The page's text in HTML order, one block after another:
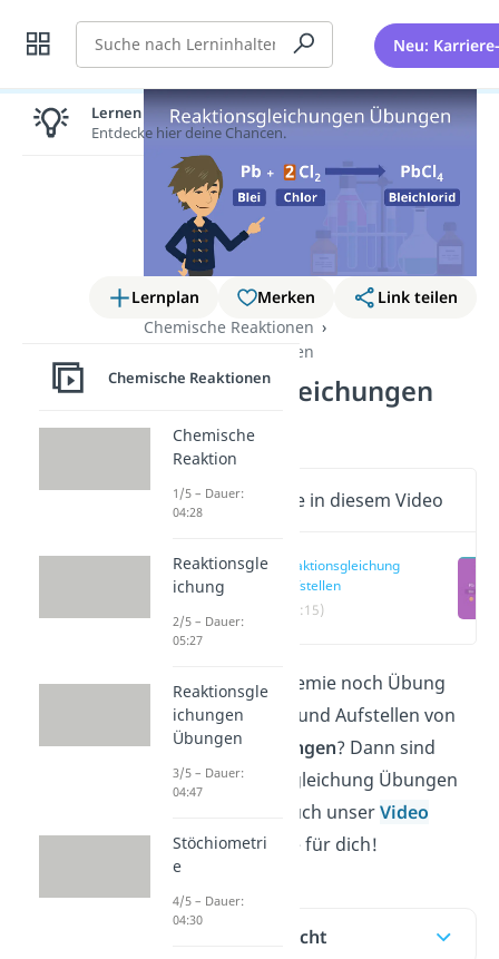
Suche Neu:
Lernplan Merken
Link teilen
Chemische Reaktionen
Chemische Reaktionen
Reaktionsgleichungen
Übungen
Wichtige Inhalte in diesem Video
Reaktionsgleichung
aufstellen
(00:15)
Du brauchst in Chemie noch Übung
beim Ausgleichen und Aufstellen von
Reaktionsgleichungen? Dann sind
unsere Reaktionsgleichung Übungen
mit Lösung und auch unserVideo
genau das richtige für dich!
Inhaltsübersicht
Lernen lohnt sich!
Entdecke hier deine Chancen.
Chemische Reaktionen
Chemische
Reaktion
1/5 – Dauer:
04:28
Reaktionsgle
ichung
2/5 – Dauer:
05:27
Reaktionsgle
ichungen
Übungen
3/5 – Dauer:
04:47
Stöchiometri
e
4/5 – Dauer:
04:30